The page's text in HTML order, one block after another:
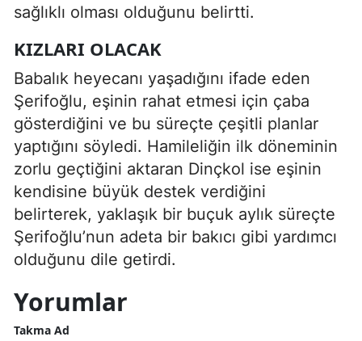
sağlıklı olması olduğunu belirtti.
KIZLARI OLACAK
Babalık heyecanı yaşadığını ifade eden
Şerifoğlu, eşinin rahat etmesi için çaba
gösterdiğini ve bu süreçte çeşitli planlar
yaptığını söyledi. Hamileliğin ilk döneminin
zorlu geçtiğini aktaran Dinçkol ise eşinin
kendisine büyük destek verdiğini
belirterek, yaklaşık bir buçuk aylık süreçte
Şerifoğlu’nun adeta bir bakıcı gibi yardımcı
olduğunu dile getirdi.
Yorumlar
Takma Ad